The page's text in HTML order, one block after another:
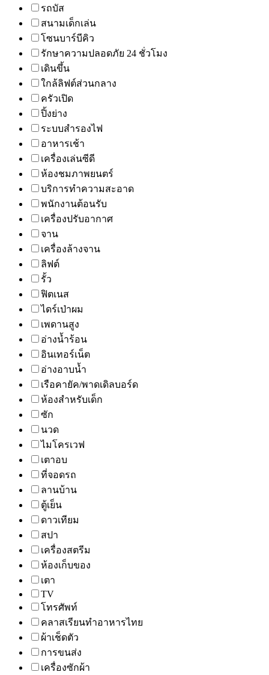
รถบัส
สนามเด็กเล่น
โซนบาร์บีคิว
รักษาความปลอดภัย 24 ชั่วโมง
เดินขึ้น
ใกล้ลิฟต์ส่วนกลาง
ครัวเปิด
ปิ้งย่าง
ระบบสำรองไฟ
อาหารเช้า
เครื่องเล่นซีดี
ห้องชมภาพยนตร์
บริการทำความสะอาด
พนักงานต้อนรับ
เครื่องปรับอากาศ
จาน
เครื่องล้างจาน
ลิฟต์
รั้ว
ฟิตเนส
ไดร์เป่าผม
เพดานสูง
อ่างน้ำร้อน
อินเทอร์เน็ต
อ่างอาบน้ำ
เรือคายัค/พาดเดิลบอร์ด
ห้องสำหรับเด็ก
ซัก
นวด
ไมโครเวฟ
เตาอบ
ที่จอดรถ
ลานบ้าน
ตู้เย็น
ดาวเทียม
สปา
เครื่องสตรีม
ห้องเก็บของ
เตา
TV
โทรศัพท์
คลาสเรียนทำอาหารไทย
ผ้าเช็ดตัว
การขนส่ง
เครื่องซักผ้า